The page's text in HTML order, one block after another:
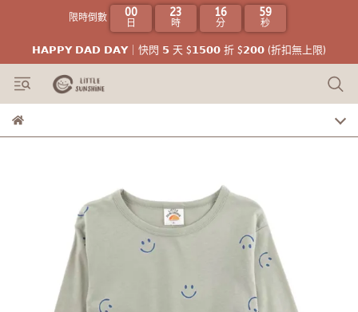
限時倒數 00
日
23
時
16
分
58
秒
𝗛𝗔𝗣𝗣𝗬 𝗗𝗔𝗗 𝗗𝗔𝗬｜快閃 𝟱 天 $𝟭𝟱𝟬𝟬 折 $𝟮𝟬𝟬 (折扣無上限)